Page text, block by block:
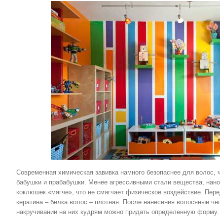
Современная химическая завивка намного безопаснее для
бабушки и прабабушки. Менее агрессивными стали вещества,
коклюшек «мягче», что не смягчает физическое воздействие.
кератина – белка волос – плотная. После нанесения волосяные
накручивании на них кудрям можно придать определенную форму.